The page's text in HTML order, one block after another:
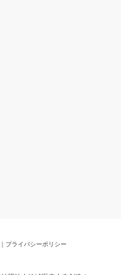
｜ プライバシーポリシー